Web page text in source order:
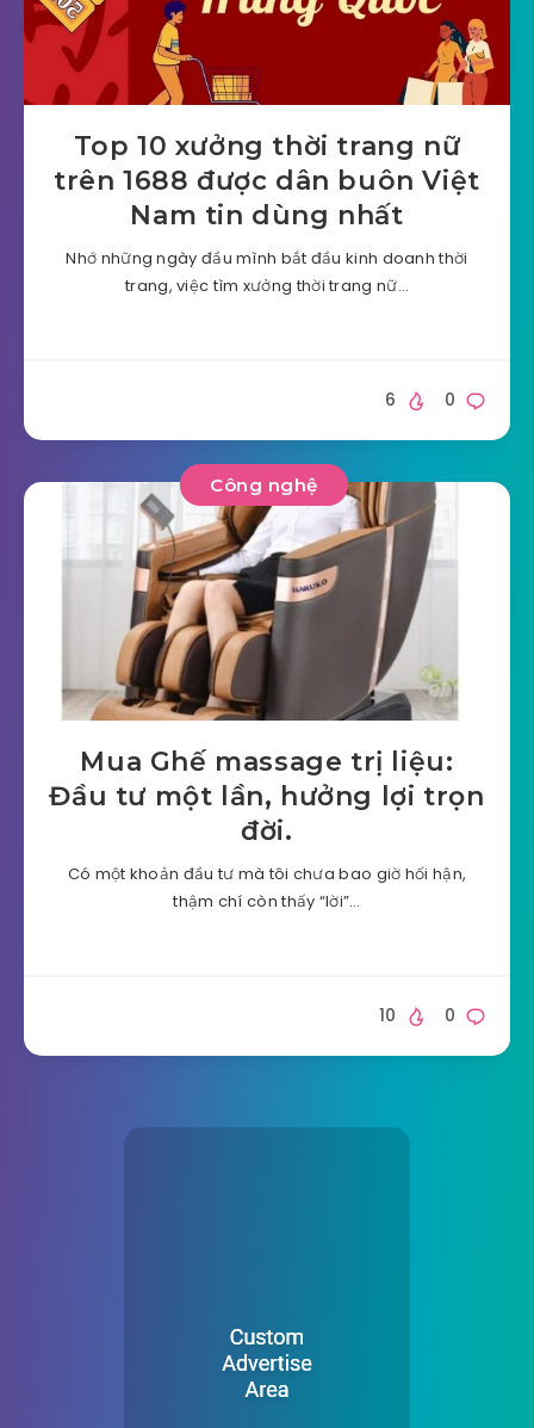
Top 10 xưởng thời trang nữ
trên 1688 được dân buôn Việt
Nam tin dùng nhất
Nhớ những ngày đầu mình bắt đầu kinh doanh thời
trang, việc tìm xưởng thời trang nữ…
0
6
Công nghệ
Mua Ghế massage trị liệu:
Đầu tư một lần, hưởng lợi trọn
đời.
Có một khoản đầu tư mà tôi chưa bao giờ hối hận,
thậm chí còn thấy “lời”…
0
10